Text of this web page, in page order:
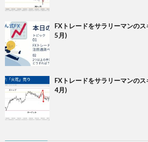
FXトレードをサラリーマンの
5月)
FXトレードをサラリーマンの
4月)